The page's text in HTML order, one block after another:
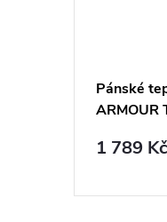
Pánské
ARMOUR
1 789 Kč